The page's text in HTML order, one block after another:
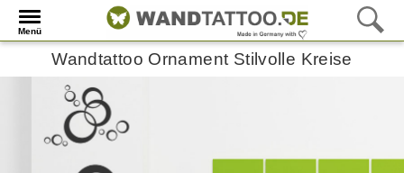
Menü
Wandtattoo Ornament Stilvolle Kreise